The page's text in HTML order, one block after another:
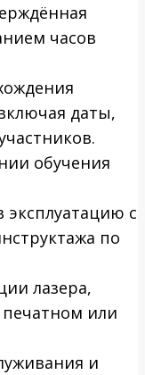
часов
даты,
обучения
эксплуатацию с
по
лазера,
или
и